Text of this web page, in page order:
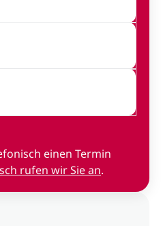
einen Termin
rufen wir Sie an.